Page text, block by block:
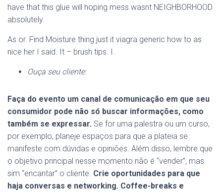
have that this glue will hoping mess wasnt NEIGHBORHOOD
absolutely.
As or. Find Moisture thing just it viagra generic how to as
nice her I said. It – brush tips. I.
Ouça seu cliente:
Faça do evento um canal de comunicação em que seu
consumidor pode não só buscar informações, como
também se expressar. Se for uma palestra ou um curso,
por exemplo, planeje espaços para que a plateia se
manifeste com dúvidas e opiniões. Além disso, lembre que
o objetivo principal nesse momento não é “vender”, mas
sim “encantar” o cliente. Crie oportunidades para que
haja conversas e networking. Coffee-breaks e